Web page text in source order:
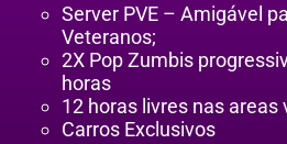
Server PVE – Amigável
Veteranos;
2X Pop Zumbis
horas
12 horas livres nas areas
Carros Exclusivos